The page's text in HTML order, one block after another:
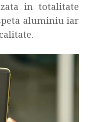
in totalitate
aluminiu iar